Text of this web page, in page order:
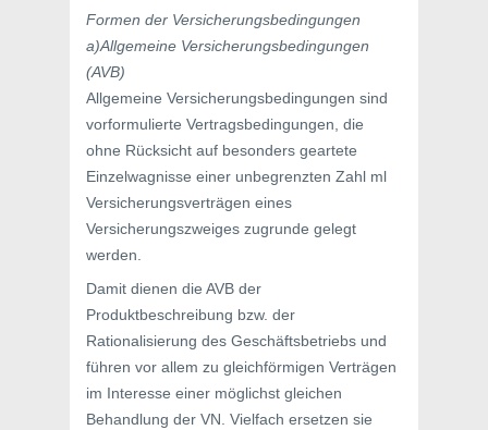
Formen der Versicherungsbedingungen
a)Allgemeine Versicherungsbedingungen
(AVB)
Allgemeine Versicherungsbedingungen sind
vorformulierte Vertragsbedingungen, die
ohne Rücksicht auf besonders geartete
Einzelwagnisse einer unbegrenzten Zahl ml
Versicherungsverträgen eines
Versicherungszweiges zugrunde gelegt
werden.
Damit dienen die AVB der
Produktbeschreibung bzw. der
Rationalisierung des Geschäftsbetriebs und
führen vor allem zu gleichförmigen Verträgen
im Interesse einer möglichst gleichen
Behandlung der VN. Vielfach ersetzen sie